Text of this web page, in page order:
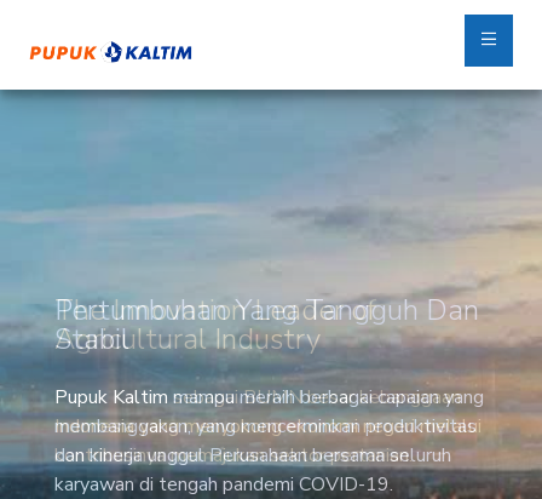
Pertumbuhan Yang Tangguh Dan
Stabil
Pupuk Kaltim mampu meraih berbagai capaian yang
membanggakan, yang mencerminkan produktivitas
dan kinerja unggul Perusahaan bersama seluruh
karyawan di tengah pandemi COVID-19.